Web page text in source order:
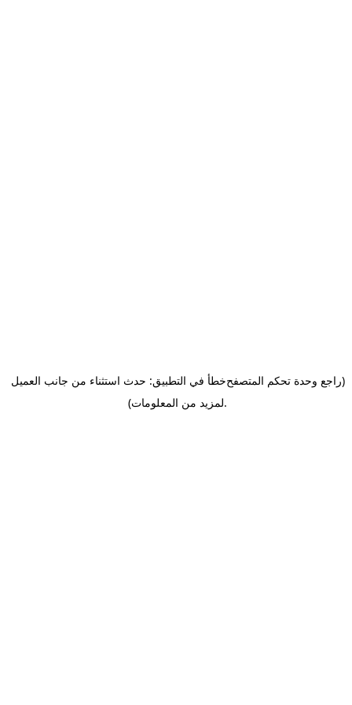
خطأ في التطبيق: حدث استثناء من جانب العميل(راجع وحدة تحكم المتصفح
لمزيد من المعلومات).